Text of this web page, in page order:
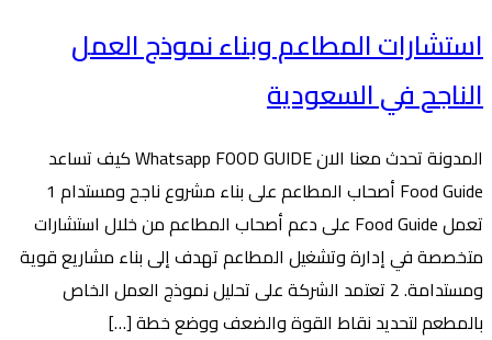
استشارات المطاعم وبناء نموذج العمل
الناجح في السعودية
المدونة تحدث معنا الان Whatsapp FOOD GUIDE كيف تساعد
Food Guide أصحاب المطاعم على بناء مشروع ناجح ومستدام 1
تعمل Food Guide على دعم أصحاب المطاعم من خلال استشارات
متخصصة في إدارة وتشغيل المطاعم تهدف إلى بناء مشاريع قوية
ومستدامة. 2 تعتمد الشركة على تحليل نموذج العمل الخاص
بالمطعم لتحديد نقاط القوة والضعف ووضع خطة […]